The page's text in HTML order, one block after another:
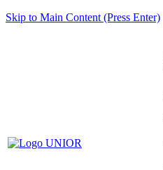
Skip to Main Content (Press Enter)